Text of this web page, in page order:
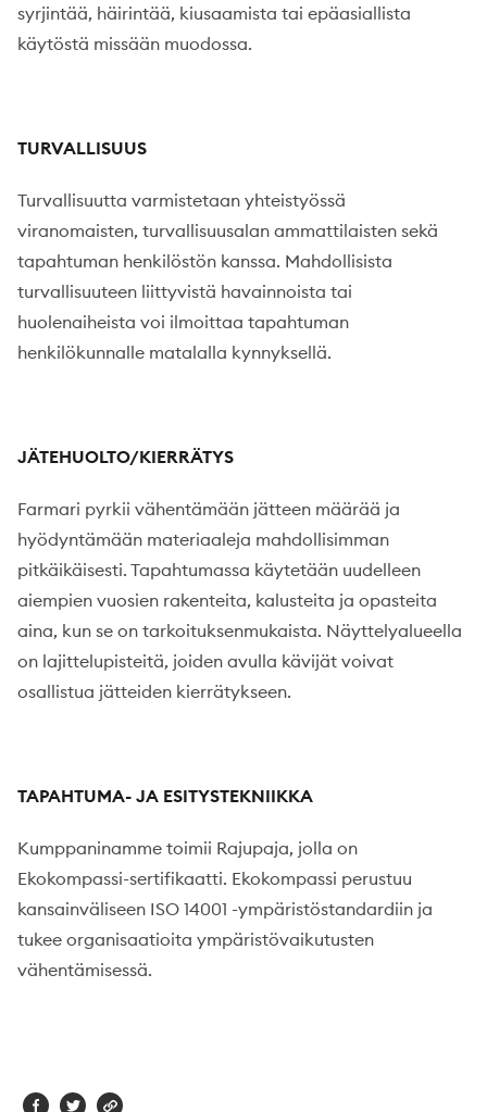
syrjintää, häirintää, kiusaamista tai epäasiallista
käytöstä missään muodossa.
TURVALLISUUS
Turvallisuutta varmistetaan yhteistyössä
viranomaisten, turvallisuusalan ammattilaisten sekä
tapahtuman henkilöstön kanssa. Mahdollisista
turvallisuuteen liittyvistä havainnoista tai
huolenaiheista voi ilmoittaa tapahtuman
henkilökunnalle matalalla kynnyksellä.
JÄTEHUOLTO/KIERRÄTYS
Farmari pyrkii vähentämään jätteen määrää ja
hyödyntämään materiaaleja mahdollisimman
pitkäikäisesti. Tapahtumassa käytetään uudelleen
aiempien vuosien rakenteita, kalusteita ja opasteita
aina, kun se on tarkoituksenmukaista. Näyttelyalueella
on lajittelupisteitä, joiden avulla kävijät voivat
osallistua jätteiden kierrätykseen.
TAPAHTUMA- JA ESITYSTEKNIIKKA
Kumppaninamme toimii Rajupaja, jolla on
Ekokompassi-sertifikaatti. Ekokompassi perustuu
kansainväliseen ISO 14001 -ympäristöstandardiin ja
tukee organisaatioita ympäristövaikutusten
vähentämisessä.